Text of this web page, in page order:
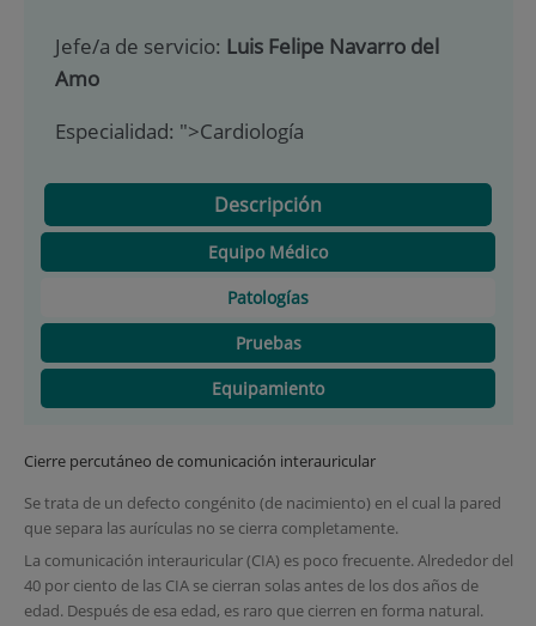
Jefe/a de servicio: Luis Felipe Navarro del
Amo
Especialidad: ">Cardiología
Descripción
Equipo Médico
Patologías
Pruebas
Equipamiento
Cierre percutáneo de comunicación interauricular
Se trata de un defecto congénito (de nacimiento) en el cual la pared
que separa las aurículas no se cierra completamente.
La comunicación interauricular (CIA) es poco frecuente. Alrededor del
40 por ciento de las CIA se cierran solas antes de los dos años de
edad. Después de esa edad, es raro que cierren en forma natural.